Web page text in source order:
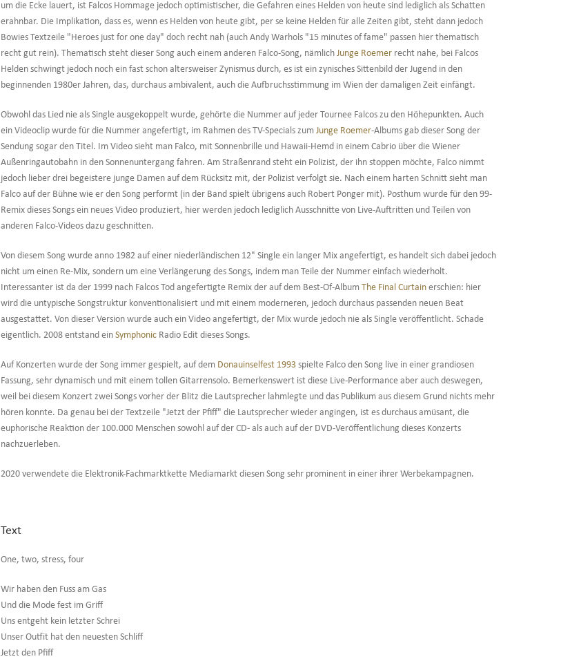
um die Ecke lauert, ist Falcos Hommage jedoch optimistischer, die Gefahren eines Helden von heute sind lediglich als Schatten
erahnbar. Die Implikation, dass es, wenn es Helden von heute gibt, per se keine Helden für alle Zeiten gibt, steht dann jedoch
Bowies Textzeile "Heroes just for one day" doch recht nah (auch Andy Warhols "15 minutes of fame" passen hier thematisch
recht gut rein). Thematisch steht dieser Song auch einem anderen Falco-Song, nämlichJunge Roemer recht nahe, bei Falcos
Helden schwingt jedoch noch ein fast schon altersweiser Zynismus durch, es ist ein zynisches Sittenbild der Jugend in den
beginnenden 1980er Jahren, das, durchaus ambivalent, auch die Aufbruchsstimmung im Wien der damaligen Zeit einfängt.
Obwohl das Lied nie als Single ausgekoppelt wurde, gehörte die Nummer auf jeder Tournee Falcos zu den Höhepunkten. Auch
ein Videoclip wurde für die Nummer angefertigt, im Rahmen des TV-Specials zumJunge Roemer-Albums gab dieser Song der
Sendung sogar den Titel. Im Video sieht man Falco, mit Sonnenbrille und Hawaii-Hemd in einem Cabrio über die Wiener
Außenringautobahn in den Sonnenuntergang fahren. Am Straßenrand steht ein Polizist, der ihn stoppen möchte, Falco nimmt
jedoch lieber drei begeistere junge Damen auf dem Rücksitz mit, der Polizist verfolgt sie. Nach einem harten Schnitt sieht man
Falco auf der Bühne wie er den Song performt (in der Band spielt übrigens auch Robert Ponger mit). Posthum wurde für den 99-
Remix dieses Songs ein neues Video produziert, hier werden jedoch lediglich Ausschnitte von Live-Auftritten und Teilen von
anderen Falco-Videos dazu geschnitten.
Von diesem Song wurde anno 1982 auf einer niederländischen 12" Single ein langer Mix angefertigt, es handelt sich dabei jedoch
nicht um einen Re-Mix, sondern um eine Verlängerung des Songs, indem man Teile der Nummer einfach wiederholt.
Interessanter ist da der 1999 nach Falcos Tod angefertigte Remix der auf dem Best-Of-AlbumThe Final Curtain erschien: hier
wird die untypische Songstruktur konventionalisiert und mit einem moderneren, jedoch durchaus passenden neuen Beat
ausgestattet. Von dieser Version wurde auch ein Video angefertigt, der Mix wurde jedoch nie als Single veröffentlicht. Schade
eigentlich. 2008 entstand einSymphonic Radio Edit dieses Songs.
Auf Konzerten wurde der Song immer gespielt, auf dem Donauinselfest 1993 spielte Falco den Song live in einer grandiosen
Fassung, sehr dynamisch und mit einem tollen Gitarrensolo. Bemerkenswert ist diese Live-Performance aber auch deswegen,
weil bei diesem Konzert zwei Songs vorher der Blitz die Lautsprecher lahmlegte und das Publikum aus diesem Grund nichts mehr
hören konnte. Da genau bei der Textzeile "Jetzt der Pfiff" die Lautsprecher wieder angingen, ist es durchaus amüsant, die
euphorische Reaktion der 100.000 Menschen sowohl auf der CD- als auch auf der DVD-Veröffentlichung dieses Konzerts
nachzuerleben.
2020 verwendete die Elektronik-Fachmarktkette Mediamarkt diesen Song sehr prominent in einer ihrer Werbekampagnen.
Text
One, two, stress, four
Wir haben den Fuss am Gas
Und die Mode fest im Griff
Uns entgeht kein letzter Schrei
Unser Outfit hat den neuesten Schliff
Jetzt den Pfiff